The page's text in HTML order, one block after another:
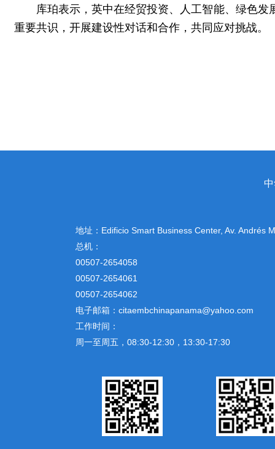
库珀表示，英中在经贸投资、人工智能、绿色
重要共识，开展建设性对话和合作，共同应对挑战。
地址： Edificio Smart Business Center, Av. Andrés
总机：
00507-2654058
00507-2654061
00507-2654062
电子邮箱：citaembchinapanama@yahoo.com
工作时间：
周一至周五，08:30-12:30，13:30-17:30